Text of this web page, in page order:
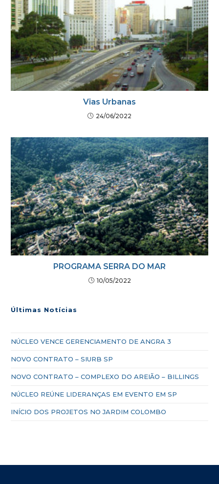
Vias Urbanas
24/06/2022
PROGRAMA SERRA DO MAR
10/05/2022
Últimas Notícias
NÚCLEO VENCE GERENCIAMENTO DE ANGRA 3
NOVO CONTRATO – SIURB SP
NOVO CONTRATO – COMPLEXO DO AREIÃO – BILLINGS
NÚCLEO REÚNE LIDERANÇAS EM EVENTO EM SP
INÍCIO DOS PROJETOS NO JARDIM COLOMBO